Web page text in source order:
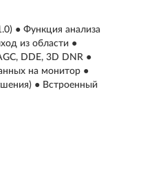
● Функция анализа
из области ●
DDE, 3D DNR ●
на монитор ●
● Встроенный